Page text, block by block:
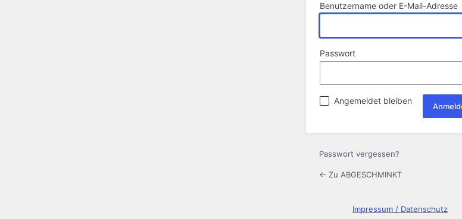
Benutzername oder E-Mail-Adresse
Passwort
Angemeldet bleiben
Passwort vergessen?
← Zu ABGESCHMINKT
Impressum / Datenschutz